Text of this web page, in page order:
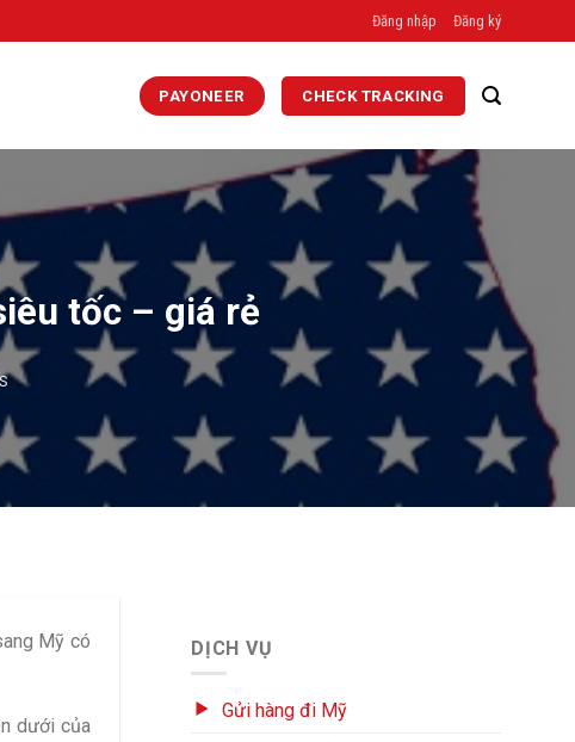
Đăng nhập Đăng ký
PAYONEER CHECK TRACKING
tốc – giá rẻ
Mỹ có
dưới của
DỊCH VỤ
Gửi hàng đi Mỹ